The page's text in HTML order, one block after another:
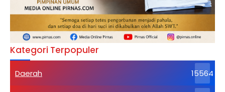
Kategori Terpopuler
Daerah 15564